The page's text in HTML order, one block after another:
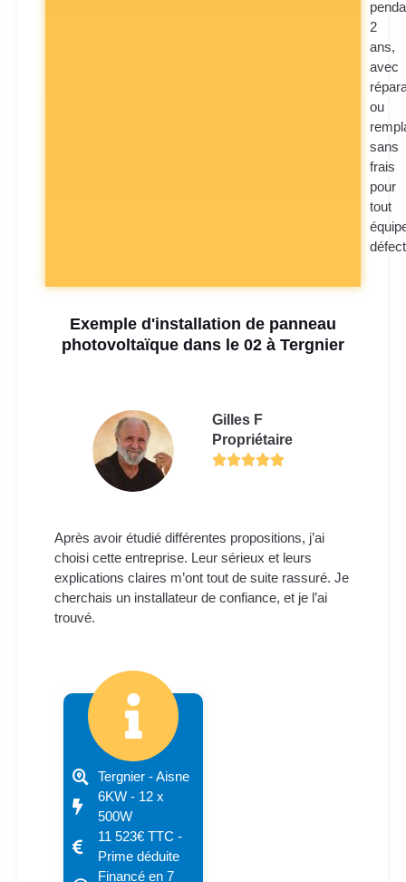
2
ans,
avec
ou
sans
frais
pour
tout
Exemple d'installation de panneau
photovoltaïque dans le 02 à Tergnier
Gilles F
Propriétaire
Après avoir étudié différentes propositions, j’ai
choisi cette entreprise. Leur sérieux et leurs
explications claires m’ont tout de suite rassuré. Je
cherchais un installateur de confiance, et je l’ai
trouvé.
Tergnier - Aisne
6KW - 12 x
500W
11 523€ TTC -
Prime déduite
Financé en 7